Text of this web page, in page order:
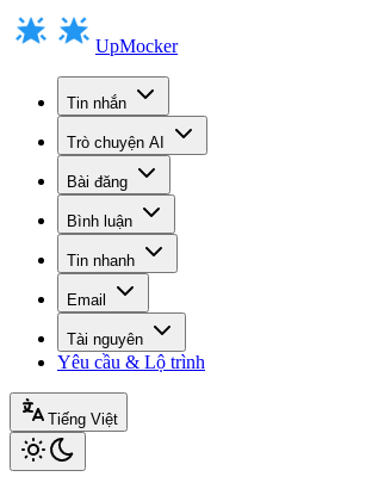
UpMocker
Tin nhắn
Trò chuyện AI
Bài đăng
Bình luận
Tin nhanh
Email
Tài nguyên
Yêu cầu & Lộ trình
Tiếng Việt